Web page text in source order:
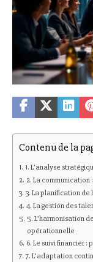
Contenu de la
1. L’analyse
2. La
3. La planification de
4. La gestion des
5. L’harmonisation
opérationnelle
6. Le suivi financier
7. L’adaptation